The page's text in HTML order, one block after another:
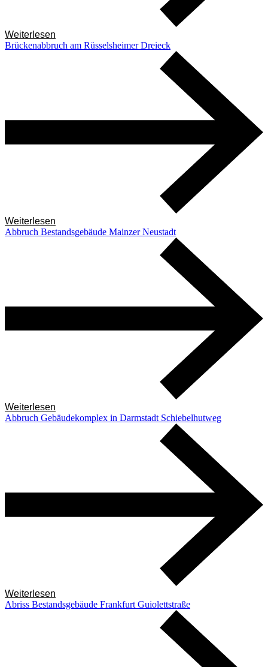
Weiterlesen
Brückenabbruch am Rüsselsheimer Dreieck
Weiterlesen
Abbruch Bestandsgebäude Mainzer Neustadt
Weiterlesen
Abbruch Gebäudekomplex in Darmstadt Schiebelhutweg
Weiterlesen
Abriss Bestandsgebäude Frankfurt Guiolettstraße